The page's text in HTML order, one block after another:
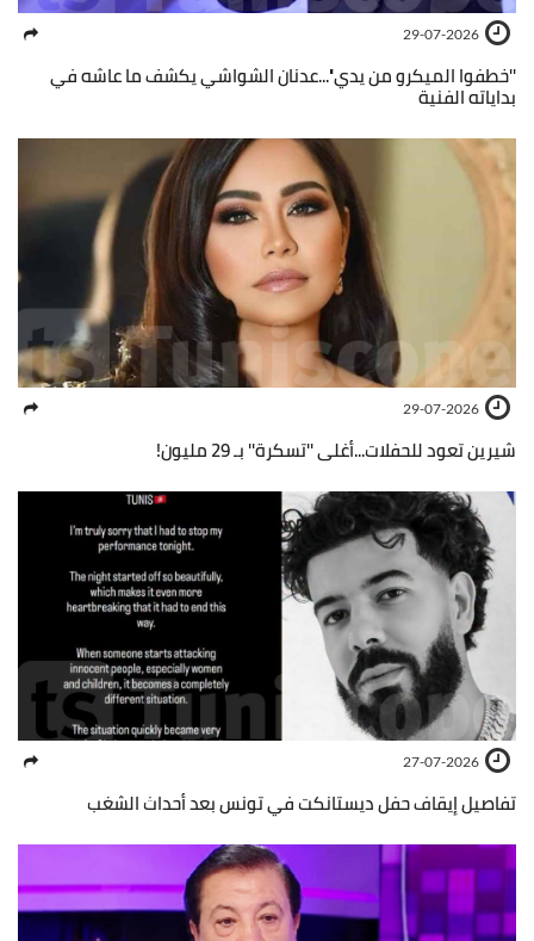
29-07-2026
''خطفوا الميكرو من يدي''...عدنان الشواشي يكشف ما عاشه في
بداياته الفنية
29-07-2026
شيرين تعود للحفلات...أغلى ''تسكرة'' بـ 29 مليون!
27-07-2026
تفاصيل إيقاف حفل ديستانكت في تونس بعد أحداث الشغب